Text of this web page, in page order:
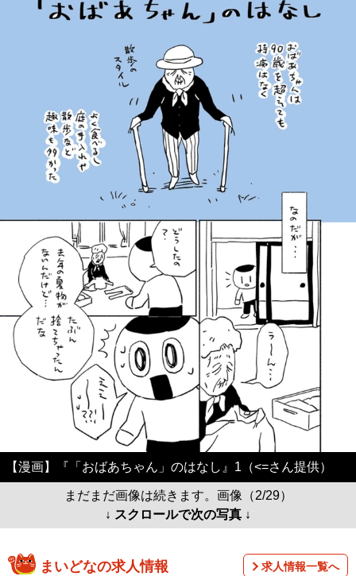
【漫画】『「おばあちゃん」のはなし』1（<=さん提供）
まだまだ画像は続きます。画像（2/29）
↓ スクロールで次の写真 ↓
まいどなの求人情報 求人情報一覧へ